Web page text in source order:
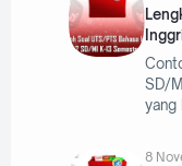
SD/
yang
8